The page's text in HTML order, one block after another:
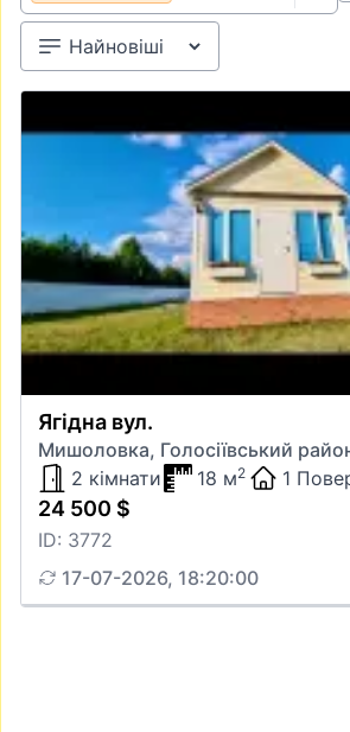
Ягідна вул.
Мишоловка, Голосіївський
2 кімнати
18 м2 1
24 500 $
ID: 3772
17-07-2026, 18:20:00